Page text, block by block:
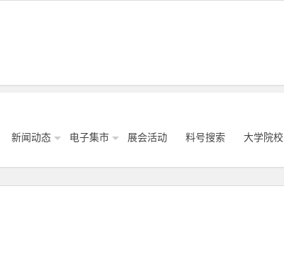
新闻动态 电子集市 展会活动 料号搜索 大学院校